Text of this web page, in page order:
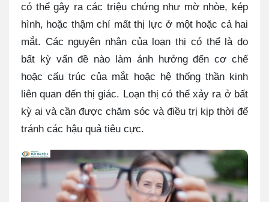
có thể gây ra các triệu chứng như mờ nhòe, kép
hình, hoặc thậm chí mất thị lực ở một hoặc cả hai
mắt. Các nguyên nhân của loạn thị có thể là do
bất kỳ vấn đề nào làm ảnh hưởng đến cơ chế
hoặc cấu trúc của mắt hoặc hệ thống thần kinh
liên quan đến thị giác. Loạn thị có thể xảy ra ở bất
kỳ ai và cần được chăm sóc và điều trị kịp thời để
tránh các hậu quả tiêu cực.